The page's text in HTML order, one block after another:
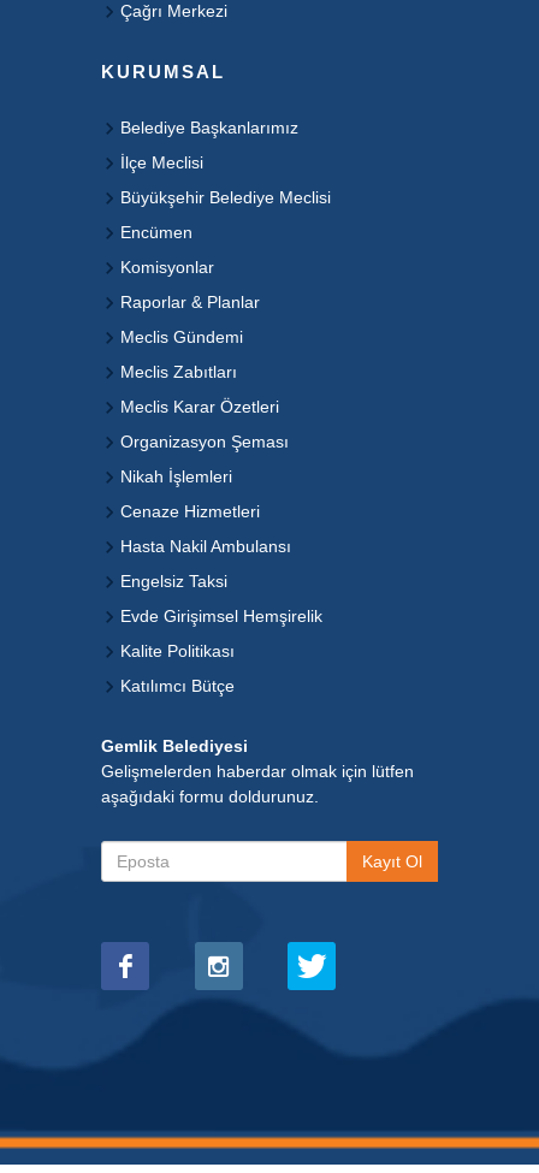
Çağrı Merkezi
KURUMSAL
Belediye Başkanlarımız
İlçe Meclisi
Büyükşehir Belediye Meclisi
Encümen
Komisyonlar
Raporlar & Planlar
Meclis Gündemi
Meclis Zabıtları
Meclis Karar Özetleri
Organizasyon Şeması
Nikah İşlemleri
Cenaze Hizmetleri
Hasta Nakil Ambulansı
Engelsiz Taksi
Evde Girişimsel Hemşirelik
Kalite Politikası
Katılımcı Bütçe
Gemlik Belediyesi
Gelişmelerden haberdar olmak için lütfen
aşağıdaki formu doldurunuz.